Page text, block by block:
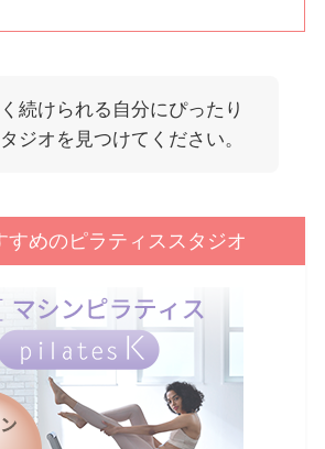
続けられる自分にぴったり
ジオを見つけてください。
すめのピラティススタジオ